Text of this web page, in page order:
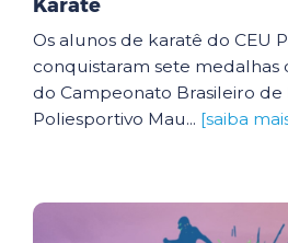
Karatê
Os alunos de karatê do CEU
conquistaram sete medalhas
do Campeonato Brasileiro de
Poliesportivo Mau... [saiba